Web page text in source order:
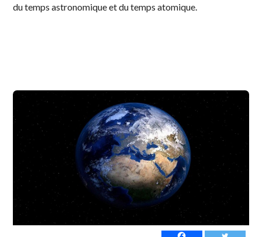
du temps astronomique et du temps atomique.